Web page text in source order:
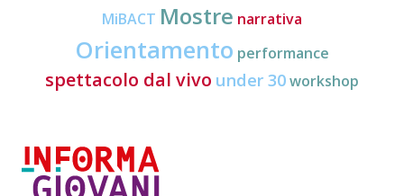
MiBACT Mostre narrativa
Orientamento performance
spettacolo dal vivo under 30workshop